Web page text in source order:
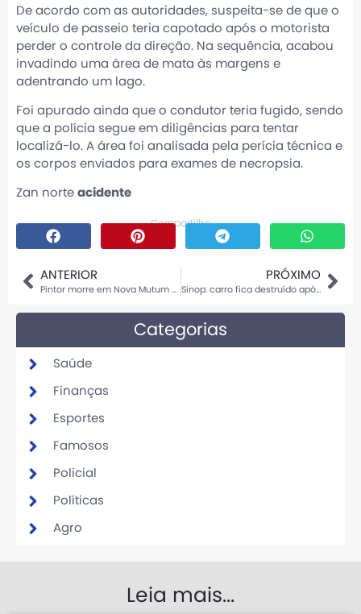
De acordo com as autoridades, suspeita-se de que o
veículo de passeio teria capotado após o motorista
perder o controle da direção. Na sequência, acabou
invadindo uma área de mata às margens e
adentrando um lago.
Foi apurado ainda que o condutor teria fugido, sendo
que a polícia segue em diligências para tentar
localizá-lo. A área foi analisada pela perícia técnica e
os corpos enviados para exames de necropsia.
Zan norte acidente
Compartilhe
ANTERIOR
Pintor morre em Nova Mutum após sofrer descarga elétrica e cair de 5 metros
PRÓXIMO
Sinop: carro fica destruído após bater em árvore em rotatória
Categorias
Saúde
Finanças
Esportes
Famosos
Policial
Políticas
Agro
Leia mais...